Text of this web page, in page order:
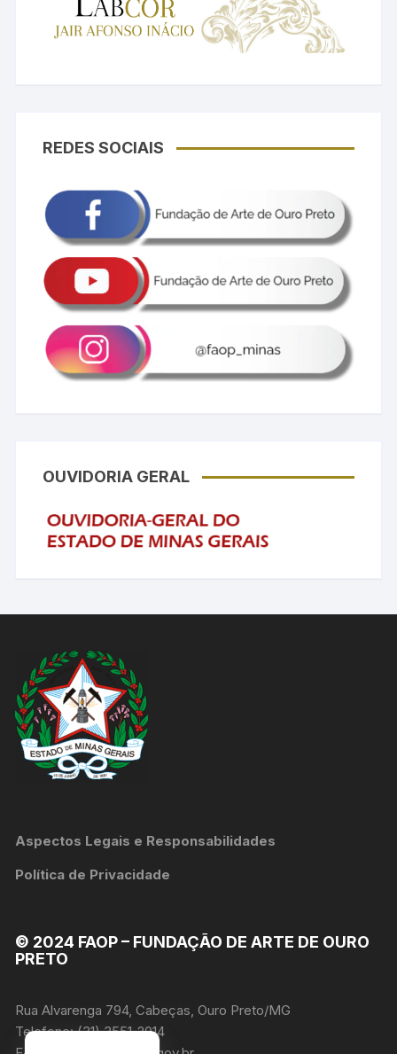
REDES SOCIAIS
OUVIDORIA GERAL
Aspectos Legais e Responsabilidades
Política de Privacidade
© 2024 FAOP – FUNDAÇÃO DE ARTE DE OURO
PRETO
Rua Alvarenga 794, Cabeças, Ouro Preto/MG
Telefone: (31) 3551-2014